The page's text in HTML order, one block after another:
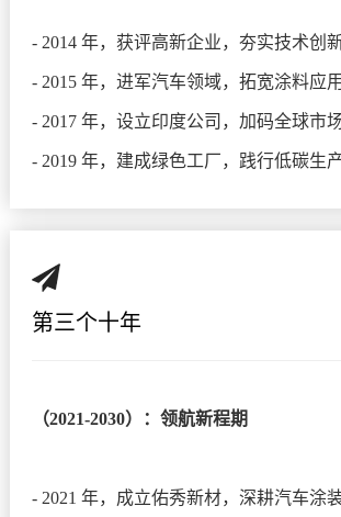
- 2014 年，获评高新企业，夯实技术创
- 2015 年，进军汽车领域，拓宽涂料应
- 2017 年，设立印度公司，加码全球市
- 2019 年，建成绿色工厂，践行低碳生
第三个十年
（2021-2030）：领航新程期
- 2021 年，成立佑秀新材，深耕汽车涂